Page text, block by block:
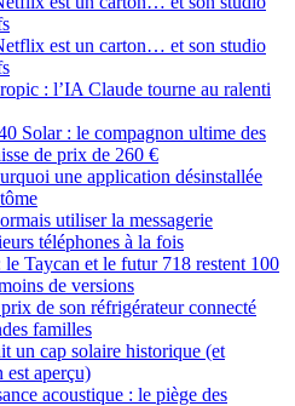
est un carton… et son studio
: l’IA Claude tourne au ralenti
Solar : le compagnon ultime des
de prix de 260 €
une application désinstallée
utiliser la messagerie
téléphones à la fois
le Taycan et le futur 718 restent 100
de versions
de son réfrigérateur connecté
familles
un cap solaire historique (et
est aperçu)
acoustique : le piège des